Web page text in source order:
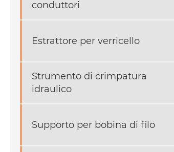
conduttori
Estrattore per verricello
Strumento di crimpatura
idraulico
Supporto per bobina di filo